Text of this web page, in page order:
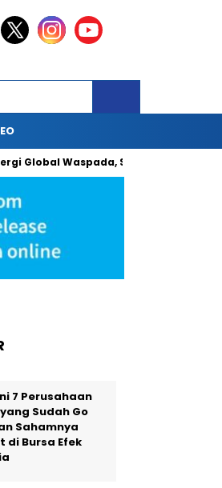
Waspada, Sri Mulyani
7 Perusahaan
Sudah Go
Sahamnya
di Bursa Efek